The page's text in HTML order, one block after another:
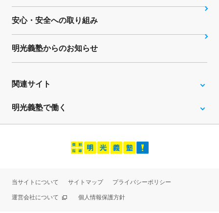
安心・安全への取り組み
明光義塾からのお知らせ
関連サイト
明光義塾で働く
当サイトについて サイトマップ プライバシーポリシー
運営会社について 個人情報保護方針